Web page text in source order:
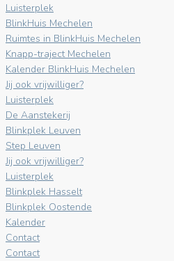
Luisterplek
BlinkHuis Mechelen
Ruimtes in BlinkHuis Mechelen
Knapp-traject Mechelen
Kalender BlinkHuis Mechelen
Jij ook vrijwilliger?
Luisterplek
De Aanstekerij
Blinkplek Leuven
Step Leuven
Jij ook vrijwilliger?
Luisterplek
Blinkplek Hasselt
Blinkplek Oostende
Kalender
Contact
Contact